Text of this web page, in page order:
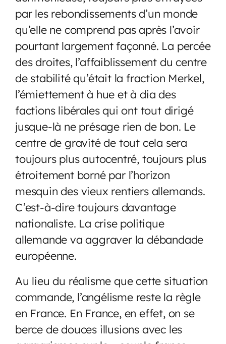
par les rebondissements d’un monde
qu’elle ne comprend pas après l’avoir
pourtant largement façonné. La percée
des droites, l’affaiblissement du centre
de stabilité qu’était la fraction Merkel,
l’émiettement à hue et à dia des
factions libérales qui ont tout dirigé
jusque-là ne présage rien de bon. Le
centre de gravité de tout cela sera
toujours plus autocentré, toujours plus
étroitement borné par l’horizon
mesquin des vieux rentiers allemands.
C’est-à-dire toujours davantage
nationaliste. La crise politique
allemande va aggraver la débandade
européenne.
Au lieu du réalisme que cette situation
commande, l’angélisme reste la règle
en France. En France, en effet, on se
berce de douces illusions avec les